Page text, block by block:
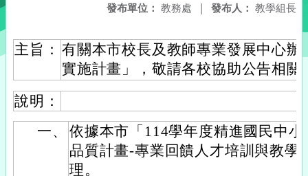
發布人： 教學組長
發布單位： 教務處 |
主旨： 有關本市校長及教師專業發展中心
實施計畫」，敬請各校協助公告相關
說明：
一、
依據本市「114學年度精進國民中
品質計畫-專業回饋人才培訓與教學
理。